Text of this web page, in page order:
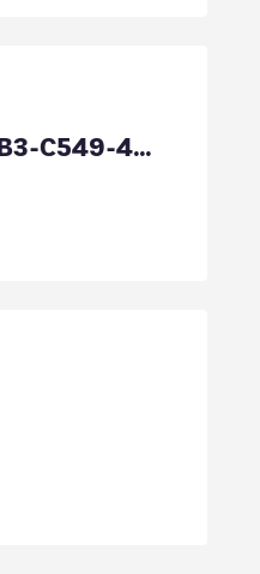
Greenflux/09BBAFB3-C549-4030-953E-95462E4FCFB7